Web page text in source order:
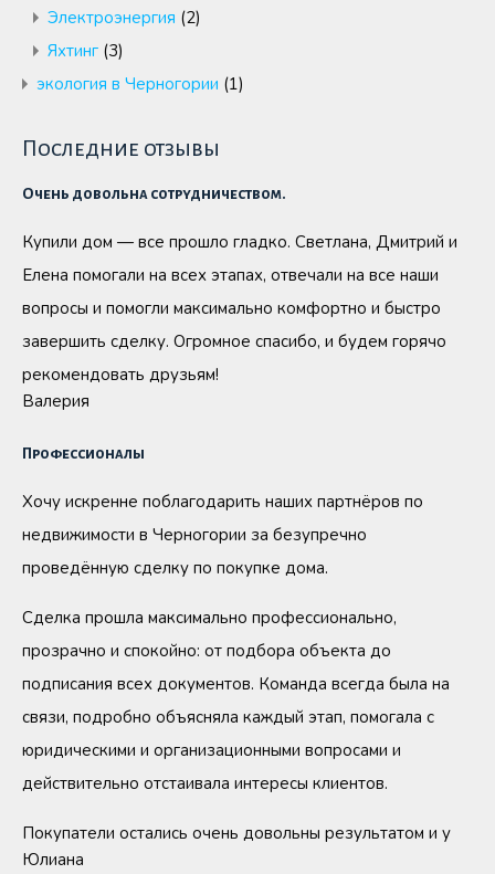
Электроэнергия (2)
Яхтинг (3)
экология в Черногории (1)
Последние отзывы
Очень довольна сотрудничеством.
Купили дом — все прошло гладко. Светлана, Дмитрий и
Елена помогали на всех этапах, отвечали на все наши
вопросы и помогли максимально комфортно и быстро
завершить сделку. Огромное спасибо, и будем горячо
рекомендовать друзьям!
Валерия
Профессионалы
Хочу искренне поблагодарить наших партнёров по
недвижимости в Черногории за безупречно
проведённую сделку по покупке дома.
Сделка прошла максимально профессионально,
прозрачно и спокойно: от подбора объекта до
подписания всех документов. Команда всегда была на
связи, подробно объясняла каждый этап, помогала с
юридическими и организационными вопросами и
действительно отстаивала интересы клиентов.
Покупатели остались очень довольны результатом и у
Юлиана